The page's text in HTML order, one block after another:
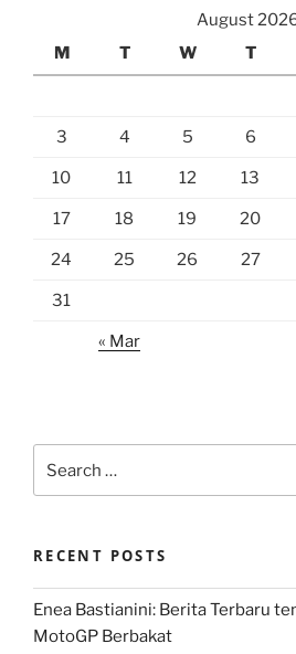
August
M
T W T
3 4 5 6
10 11 12 13
17 18 19 20
24 25 26 27
31
« Mar
for:
RECENT POSTS
Enea Bastianini: Berita Terbaru
MotoGP Berbakat